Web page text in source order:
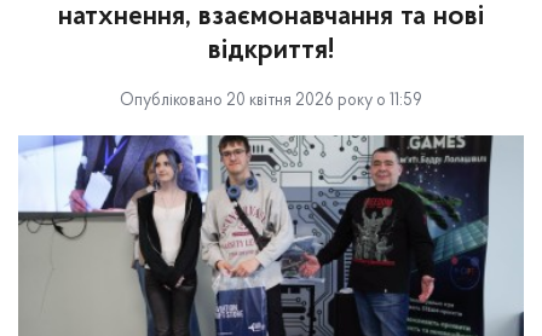
натхнення, взаємонавчання та нові
відкриття!
Опубліковано 20 квітня 2026 року о 11:59